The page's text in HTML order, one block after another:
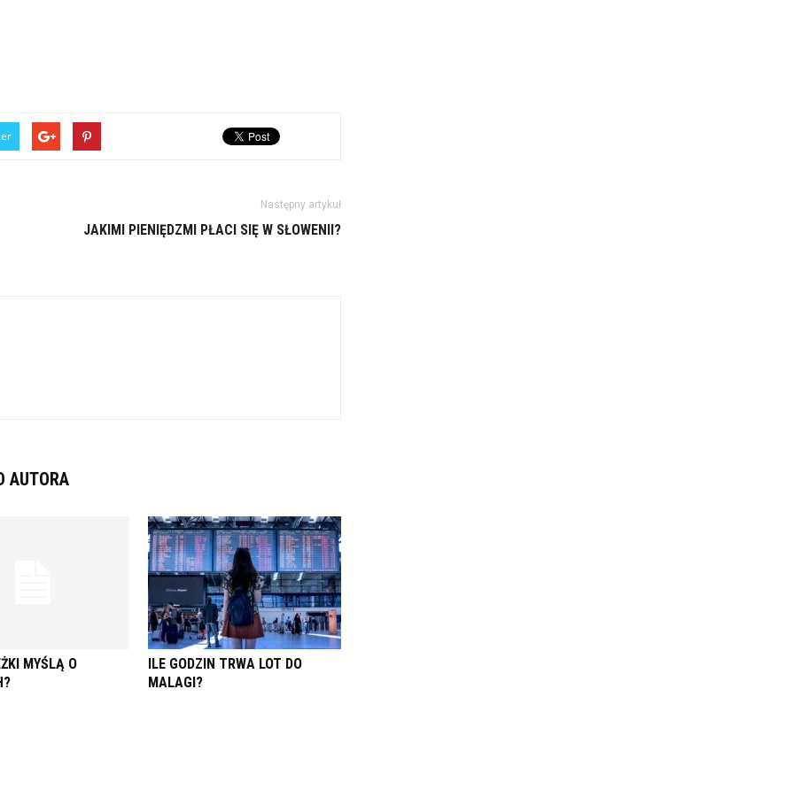
Następny artykuł
JAKIMI PIENIĘDZMI PŁACI SIĘ W SŁOWENII?
AUTORA
MYŚLĄ O
ILE GODZIN TRWA LOT DO
MALAGI?